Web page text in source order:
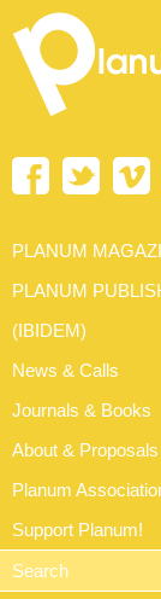
PLANUM
PLANUM
(IBIDEM)
News & Calls
Journals & Books
About & Proposals
Planum
Support Planum!